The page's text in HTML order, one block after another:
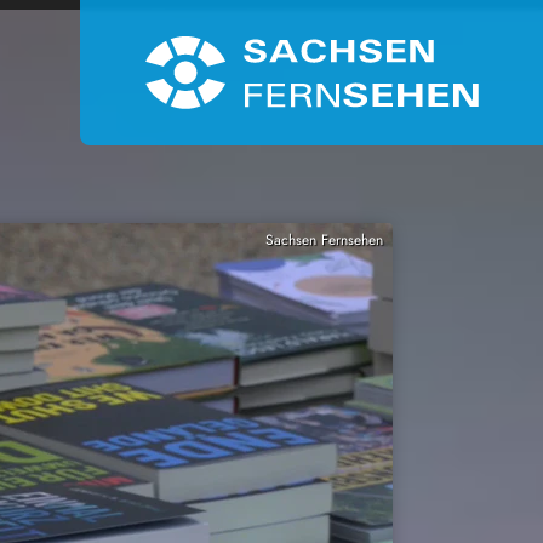
Sachsen Fernsehen